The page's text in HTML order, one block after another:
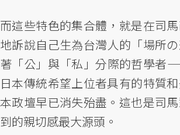
而這些特色的集合體，就是在司
地訴說自己生為台灣人的「場所
著「公」與「私」分際的哲學者
日本傳統希望上位者具有的特質
本政壇早已消失殆盡。這也是司
到的親切感最大源頭。